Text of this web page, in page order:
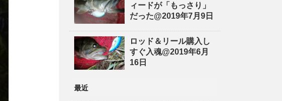
ィードが「もっさり」
だった@2019年7月9日
ロッド＆リール購入し
すぐ入魂@2019年6月
16日
最近